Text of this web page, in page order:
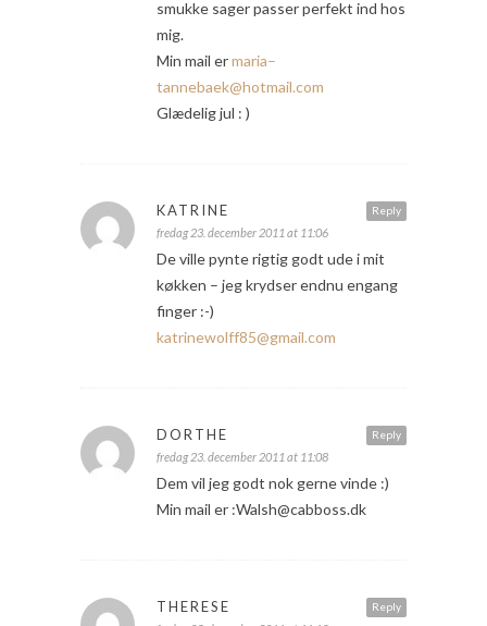
smukke sager passer perfekt ind hos
mig.
Min mail ermaria–
tannebaek@hotmail.com
Glædelig jul : )
Reply
KATRINE
fredag 23. december 2011 at 11:06
De ville pynte rigtig godt ude i mit
køkken – jeg krydser endnu engang
finger :-)
katrinewolff85@gmail.com
Reply
DORTHE
fredag 23. december 2011 at 11:08
Dem vil jeg godt nok gerne vinde :)
Min mail er :Walsh@cabboss.dk
Reply
THERESE